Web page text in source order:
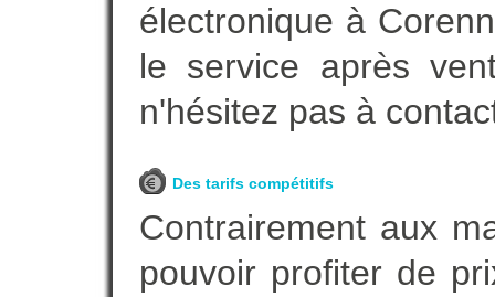
électronique à
le service après
n'hésitez pas à
Des tarifs compétitifs
Contrairement aux
pouvoir profiter de